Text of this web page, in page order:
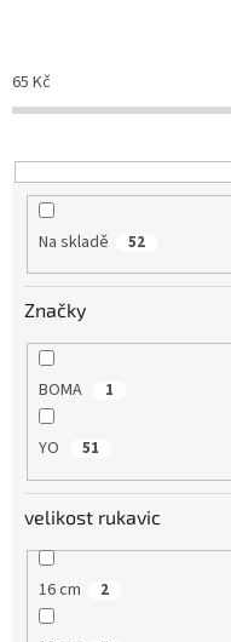
p
r
o
u
65 Kč
Na skladě 52
Značky
BOMA 1
YO 51
velikost rukavic
16 cm 2